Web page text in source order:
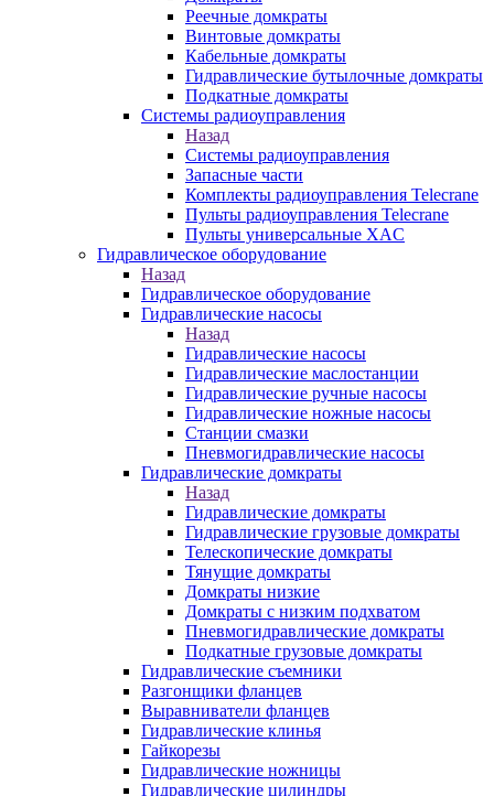
Реечные домкраты
Винтовые домкраты
Кабельные домкраты
Гидравлические бутылочные домкраты
Подкатные домкраты
Системы радиоуправления
Назад
Системы радиоуправления
Запасные части
Комплекты радиоуправления Telecrane
Пульты радиоуправления Telecrane
Пульты универсальные XAC
Гидравлическое оборудование
Назад
Гидравлическое оборудование
Гидравлические насосы
Назад
Гидравлические насосы
Гидравлические маслостанции
Гидравлические ручные насосы
Гидравлические ножные насосы
Станции смазки
Пневмогидравлические насосы
Гидравлические домкраты
Назад
Гидравлические домкраты
Гидравлические грузовые домкраты
Телескопические домкраты
Тянущие домкраты
Домкраты низкие
Домкраты с низким подхватом
Пневмогидравлические домкраты
Подкатные грузовые домкраты
Гидравлические съемники
Разгонщики фланцев
Выравниватели фланцев
Гидравлические клинья
Гайкорезы
Гидравлические ножницы
Гидравлические цилиндры